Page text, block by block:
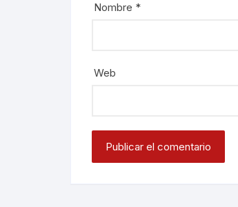
Nombre *
Web